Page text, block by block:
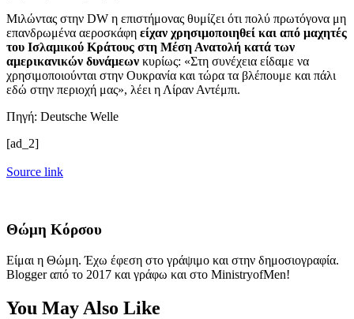
Μιλώντας στην DW η επιστήμονας θυμίζει ότι πολύ πρωτόγονα μη
επανδρωμένα αεροσκάφη είχαν χρησιμοποιηθεί και από μαχητές
του Ισλαμικού Κράτους στη Μέση Ανατολή κατά των
αμερικανικών δυνάμεων κυρίως: «Στη συνέχεια είδαμε να
χρησιμοποιούνται στην Ουκρανία και τώρα τα βλέπουμε και πάλι
εδώ στην περιοχή μας», λέει η Λίραν Αντέμπι.
Πηγή: Deutsche Welle
[ad_2]
Source link
Θώμη Κόρσου
Είμαι η Θώμη. Έχω έφεση στο γράψιμο και στην δημοσιογραφία.
Blogger από το 2017 και γράφω και στο MinistryofMen!
You May Also Like